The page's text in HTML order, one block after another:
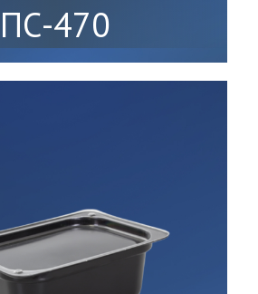
ПС-470